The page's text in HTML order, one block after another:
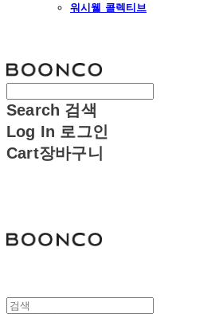
워시웰 콜렉티브
Search 검색
Log In 로그인
Cart장바구니